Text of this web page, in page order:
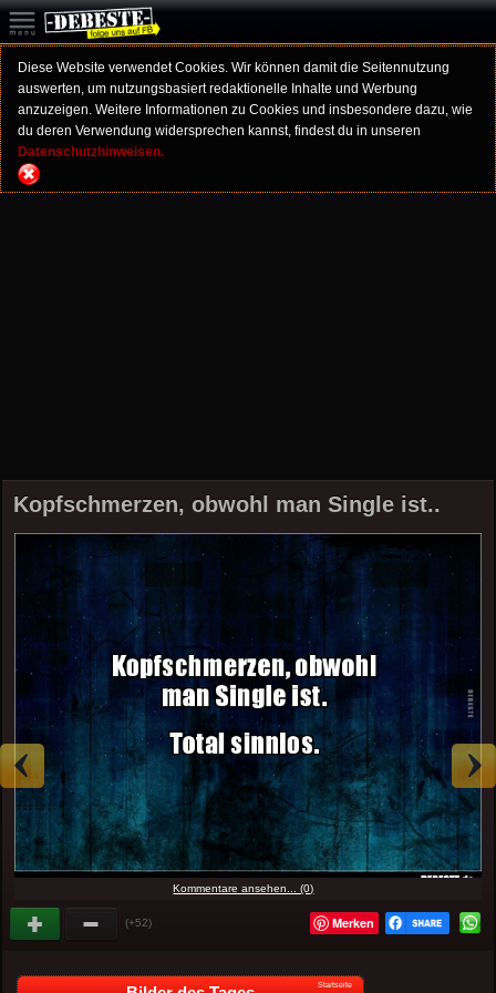
Diese Website verwendet Cookies. Wir können damit die Seitennutzung
auswerten, um nutzungsbasiert redaktionelle Inhalte und Werbung
anzuzeigen. Weitere Informationen zu Cookies und insbesondere dazu, wie
du deren Verwendung widersprechen kannst, findest du in unseren
Datenschutzhinweisen.
Kopfschmerzen, obwohl man Single ist..
Kommentare ansehen... (0)
(+52) Merken
Startseite